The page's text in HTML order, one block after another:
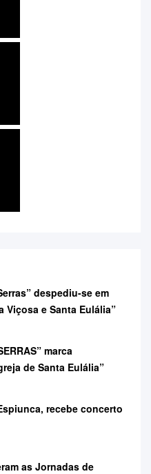
despediu-se em
Viçosa e Santa Eulália”
marca
de Santa Eulália”
recebe concerto
as Jornadas de